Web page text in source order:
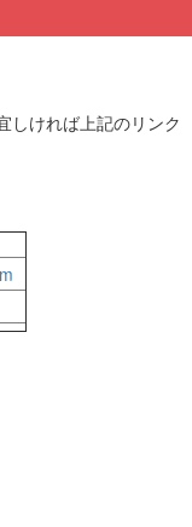
しければ上記のリンク